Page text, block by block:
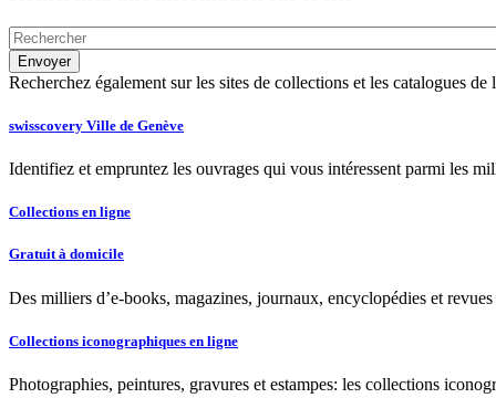
Recherchez également sur les sites de collections et les catalogues
swisscovery Ville de Genève
Identifiez et empruntez les ouvrages qui vous intéressent parmi les
Collections en ligne
Gratuit à domicile
Des milliers d’e-books, magazines, journaux, encyclopédies et
Collections iconographiques en ligne
Photographies, peintures, gravures et estampes: les collections